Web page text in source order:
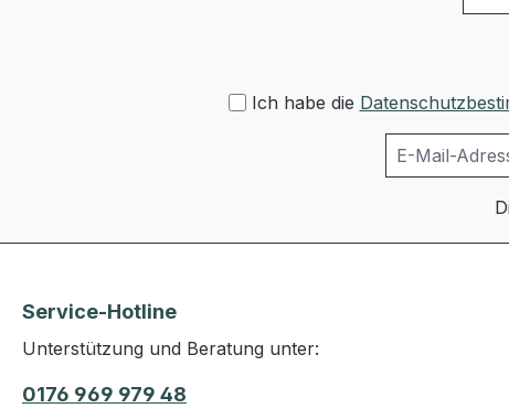
Ich habe die
Service-Hotline
Unterstützung und Beratung unter:
0176 969 979 48